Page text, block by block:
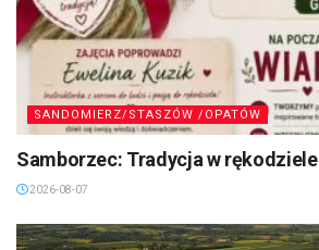
SANDOMIERZ/STASZÓW /OPATÓW
Samborzec: Tradycja w rękodziele
2026-08-07